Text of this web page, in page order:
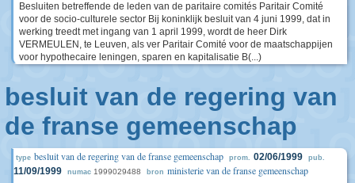
Besluiten betreffende de leden van de paritaire comités Paritair Comité
voor de socio-culturele sector Bij koninklijk besluit van 4 juni 1999, dat in
werking treedt met ingang van 1 april 1999, wordt de heer Dirk
VERMEULEN, te Leuven, als ver Paritair Comité voor de maatschappijen
voor hypothecaire leningen, sparen en kapitalisatie B(...)
besluit van de regering van
de franse gemeenschap
type besluit van de regering van de franse gemeenschap prom. 02/06/1999 pub.
11/09/1999 numac 1999029488 bron ministerie van de franse gemeenschap